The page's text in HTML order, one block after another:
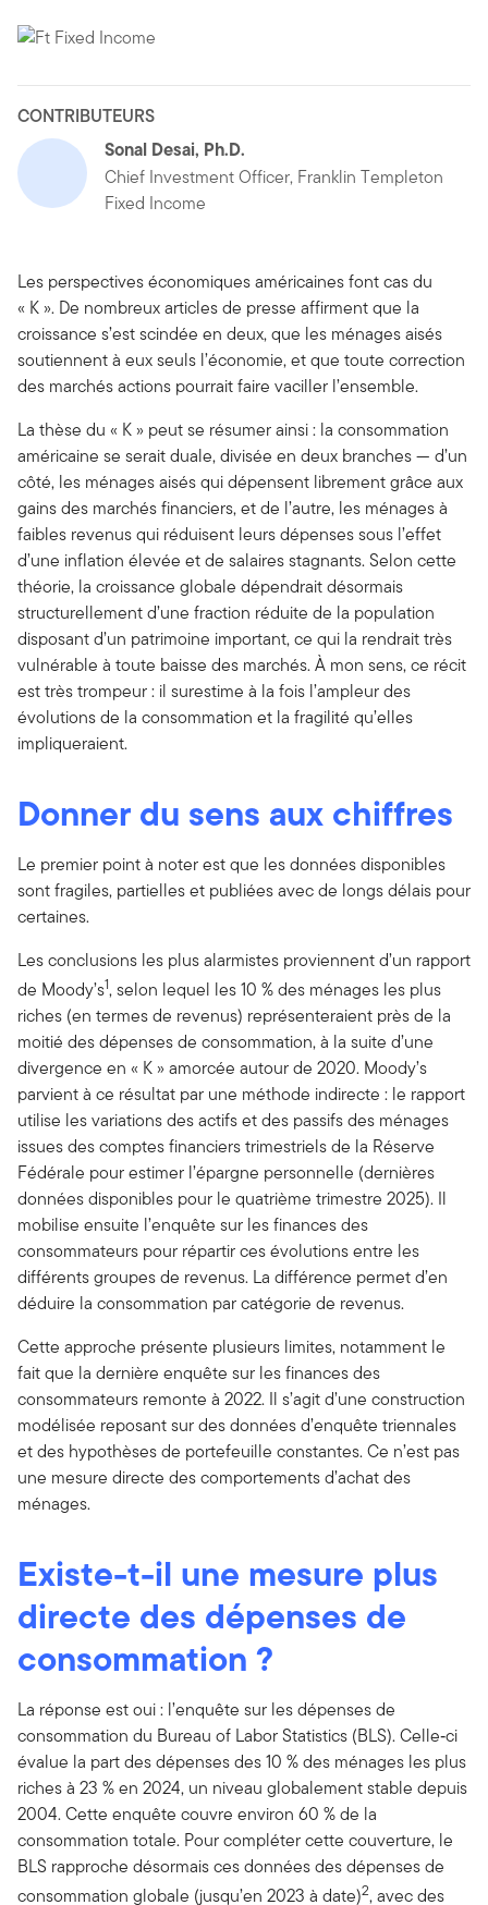
CONTRIBUTEURS
Sonal Desai, Ph.D.
Chief Investment Officer, Franklin Templeton
Fixed Income
Les perspectives économiques américaines font cas du
« K ». De nombreux articles de presse affirment que la
croissance s’est scindée en deux, que les ménages aisés
soutiennent à eux seuls l’économie, et que toute correction
des marchés actions pourrait faire vaciller l’ensemble.
La thèse du « K » peut se résumer ainsi : la consommation
américaine se serait duale, divisée en deux branches — d’un
côté, les ménages aisés qui dépensent librement grâce aux
gains des marchés financiers, et de l’autre, les ménages à
faibles revenus qui réduisent leurs dépenses sous l’effet
d’une inflation élevée et de salaires stagnants. Selon cette
théorie, la croissance globale dépendrait désormais
structurellement d’une fraction réduite de la population
disposant d’un patrimoine important, ce qui la rendrait très
vulnérable à toute baisse des marchés. À mon sens, ce récit
est très trompeur : il surestime à la fois l’ampleur des
évolutions de la consommation et la fragilité qu’elles
impliqueraient.
Donner du sens aux chiffres
Le premier point à noter est que les données disponibles
sont fragiles, partielles et publiées avec de longs délais pour
certaines.
Les conclusions les plus alarmistes proviennent d’un rapport
de Moody’s1, selon lequel les 10 % des ménages les plus
riches (en termes de revenus) représenteraient près de la
moitié des dépenses de consommation, à la suite d’une
divergence en « K » amorcée autour de 2020. Moody’s
parvient à ce résultat par une méthode indirecte : le rapport
utilise les variations des actifs et des passifs des ménages
issues des comptes financiers trimestriels de la Réserve
Fédérale pour estimer l’épargne personnelle (dernières
données disponibles pour le quatrième trimestre 2025). Il
mobilise ensuite l’enquête sur les finances des
consommateurs pour répartir ces évolutions entre les
différents groupes de revenus. La différence permet d’en
déduire la consommation par catégorie de revenus.
Cette approche présente plusieurs limites, notamment le
fait que la dernière enquête sur les finances des
consommateurs remonte à 2022. Il s’agit d’une construction
modélisée reposant sur des données d’enquête triennales
et des hypothèses de portefeuille constantes. Ce n’est pas
une mesure directe des comportements d’achat des
ménages.
Existe-t-il une mesure plus
directe des dépenses de
consommation ?
La réponse est oui : l’enquête sur les dépenses de
consommation du Bureau of Labor Statistics (BLS). Celle‑ci
évalue la part des dépenses des 10 % des ménages les plus
riches à 23 % en 2024, un niveau globalement stable depuis
2004. Cette enquête couvre environ 60 % de la
consommation totale. Pour compléter cette couverture, le
BLS rapproche désormais ces données des dépenses de
consommation globale (jusqu’en 2023 à date)2, avec des